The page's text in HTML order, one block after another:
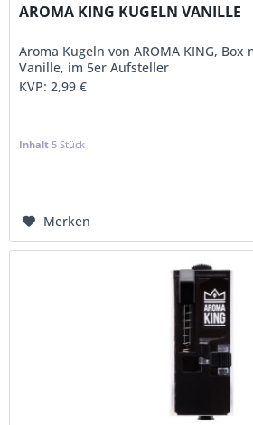
AROMA KING KUGELN VANILLE
Aroma Kugeln von AROMA KING,
Vanille, im 5er Aufsteller
KVP: 2,99 €
Inhalt 5 Stück
Merken